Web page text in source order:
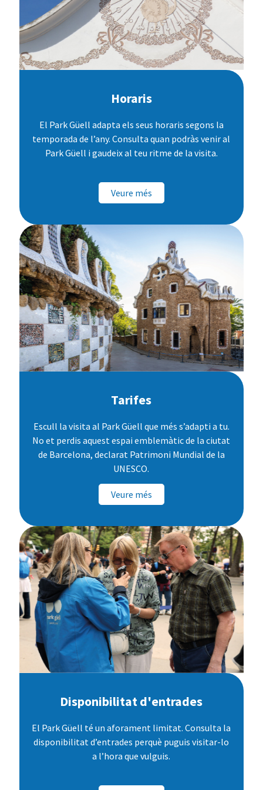
Horaris
El Park Güell adapta els seus horaris segons la
temporada de l’any. Consulta quan podràs venir al
Park Güell i gaudeix al teu ritme de la visita.
Veure més
Tarifes
Escull la visita al Park Güell que més s’adapti a tu.
No et perdis aquest espai emblemàtic de la ciutat
de Barcelona, declarat Patrimoni Mundial de la
UNESCO.
Veure més
Disponibilitat d'entrades
El Park Güell té un aforament limitat. Consulta la
disponibilitat d’entrades perquè puguis visitar-lo
a l’hora que vulguis.